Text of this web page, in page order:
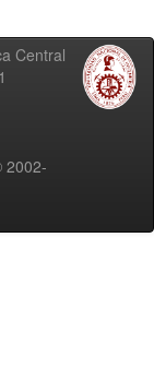
Central
2002-